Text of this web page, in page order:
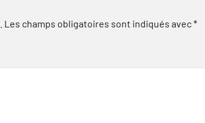
Les champs obligatoires sont indiqués avec*